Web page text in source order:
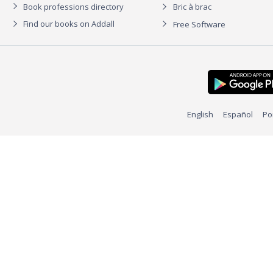
Book professions directory
Find our books on Addall
Bric à brac
Free Software
English Español